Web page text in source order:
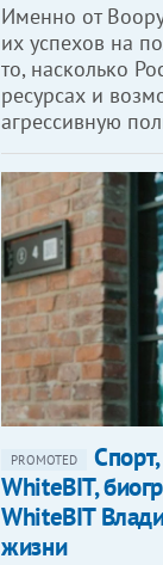
Именно от
их успехов на
то, насколько
ресурсах и
агрессивную
PROMOTED
WhiteBIT,
WhiteBIT
жизни